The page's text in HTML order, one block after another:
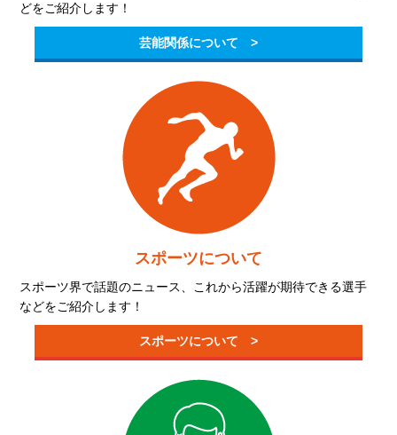
どをご紹介します！
芸能関係について >
スポーツについて
スポーツ界で話題のニュース、これから活躍が期待できる選手
などをご紹介します！
スポーツについて >